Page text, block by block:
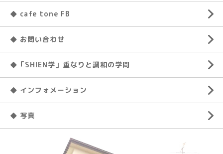
◆ cafe tone FB
◆ お問い合わせ
◆「SHIEN学」重なりと調和の学問
◆ インフォメーション
◆ 写真